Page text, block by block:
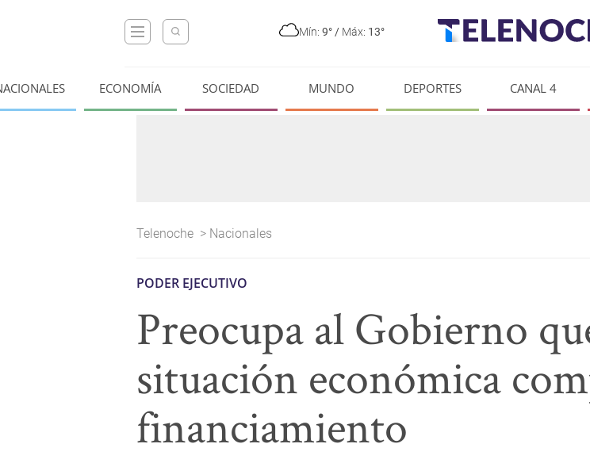
Mín: 9° / Máx: 13°
ECONOMÍA SOCIEDAD MUNDO DEPORTES CANAL 4
Telenoche > Nacionales
PODER EJECUTIVO
Preocupa al Gobierno
situación económica
financiamiento